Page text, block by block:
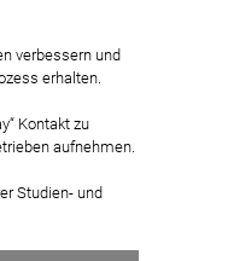
verbessern und
erhalten.​
Kontakt zu
aufnehmen.​
Studien- und